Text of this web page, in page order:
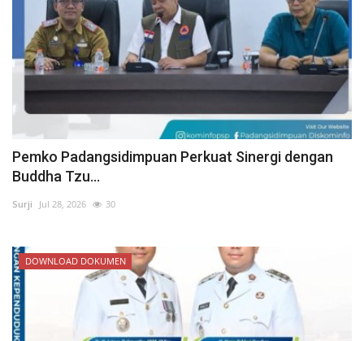
Pemko Padangsidimpuan Perkuat Sinergi dengan
Buddha Tzu...
Surji Jul 28, 2026 30
DOWNLOAD DOKUMEN